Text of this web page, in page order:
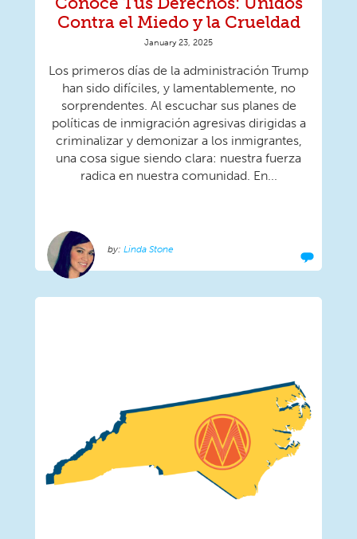
Contra el Miedo y la Crueldad
January 23, 2025
Los primeros días de la administración Trump
han sido difíciles, y lamentablemente, no
sorprendentes. Al escuchar sus planes de
políticas de inmigración agresivas dirigidas a
criminalizar y demonizar a los inmigrantes,
una cosa sigue siendo clara: nuestra fuerza
radica en nuestra comunidad. En...
Linda Stone